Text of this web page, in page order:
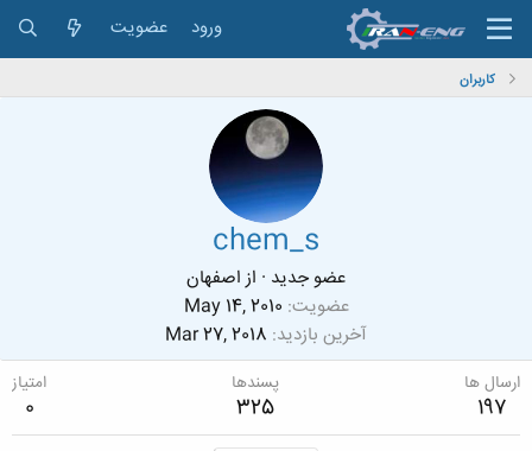
ورود عضویت
کاربران
chem_s
عضو جدید · از اصفهان
عضویت May 14, 2010
آخرین بازدید Mar 27, 2018
ارسال ها
197
پسندها
325
امتیاز
0